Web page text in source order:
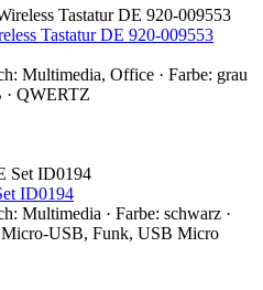
Tastatur DE 920-009553
Multimedia, Office · Farbe: grau
· QWERTZ
ID0194
Multimedia · Farbe: schwarz ·
USB, Funk, USB Micro